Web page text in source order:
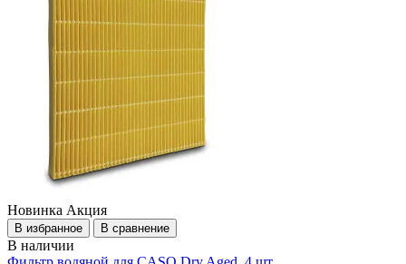
Новинка Акция
В избранное В сравнение
В наличии